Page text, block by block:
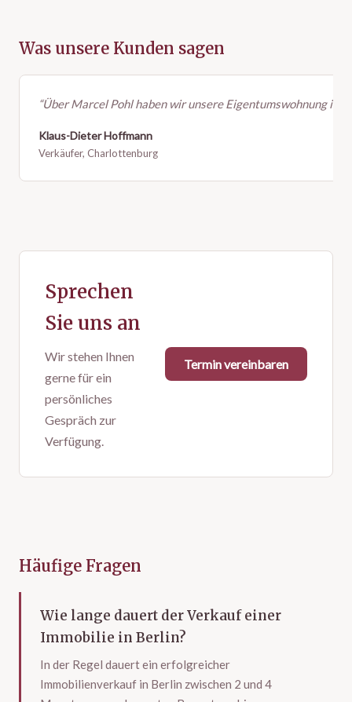
Was unsere Kunden sagen
“Über Marcel Pohl haben wir unsere Eigentumswohnung
Klaus-Dieter Hoffmann
Verkäufer, Charlottenburg
Sprechen
Sie uns an
Wir stehen Ihnen
gerne für ein
persönliches
Gespräch zur
Verfügung.
Termin vereinbaren
Häufige Fragen
Wie lange dauert der Verkauf einer
Immobilie in Berlin?
In der Regel dauert ein erfolgreicher
Immobilienverkauf in Berlin zwischen 2 und 4